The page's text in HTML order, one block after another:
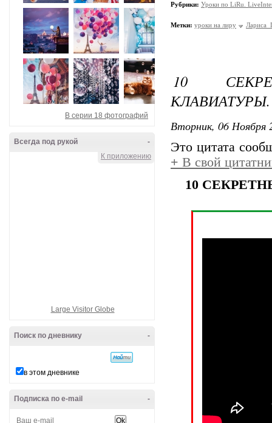
В серии 18 фотографий
-
Всегда под рукой
К приложению
Large Visitor Globe
-
Поиск по дневнику
в этом дневнике
-
Подписка по e-mail
Рубрики: Уроки по LiRu.
Метки: уроки на лиру
10
КЛАВИАТУРЫ.
Вторник, 06 Ноября
Это цитата
+ В свой
10